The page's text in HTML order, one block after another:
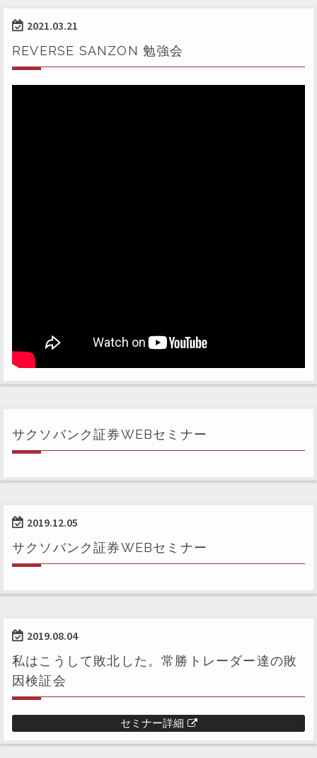
2021.03.21
REVERSE SANZON 勉強会
サクソバンク証券WEBセミナー
2019.12.05
サクソバンク証券WEBセミナー
2019.08.04
私はこうして敗北した。常勝トレーダー達の敗
因検証会
セミナー詳細